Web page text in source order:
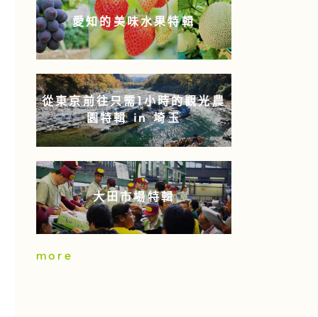
愛知的美味水果特輯
從東京前往只需1小時的觀光農
園特輯 in 埼玉
大田市場特輯
more